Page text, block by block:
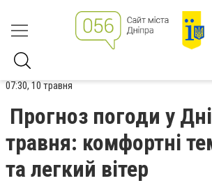
07:30, 10 травня
Прогноз погоди у
травня: комфортні
та легкий вітер